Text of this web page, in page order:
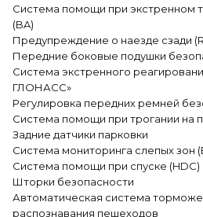
Система помощи при экстренном
(BA)
Предупреждение о наезде сзади
Передние боковые подушки
Система экстренного
ГЛОНАСС»
Регулировка передних ремней
Система помощи при трогании на
Задние датчики парковки
Cистема мониторинга слепых зон
Система помощи при спуске (HDC)
Шторки безопасности
Автоматическая система
распознавания пешеходов